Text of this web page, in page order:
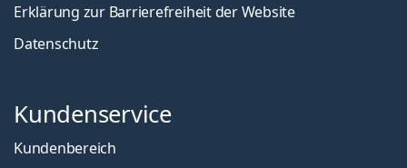
Erklärung zur Barrierefreiheit der Website
Datenschutz
Kundenservice
Kundenbereich